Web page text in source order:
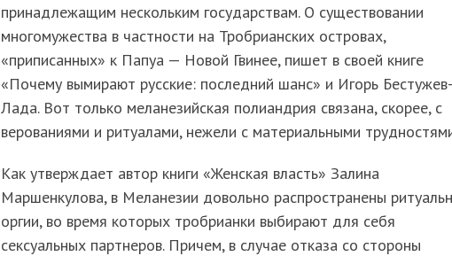
принадлежащим нескольким государствам. О существовании
многомужества в частности на Тробрианских островах,
«приписанных» к Папуа — Новой Гвинее, пишет в своей книге
«Почему вымирают русские: последний шанс» и Игорь Бестужев-
Лада. Вот только меланезийская полиандрия связана, скорее, с
верованиями и ритуалами, нежели с материальными
Как утверждает автор книги «Женская власть» Залина
Маршенкулова, в Меланезии довольно распространены
оргии, во время которых тробрианки выбирают для себя
сексуальных партнеров. Причем, в случае отказа со стороны